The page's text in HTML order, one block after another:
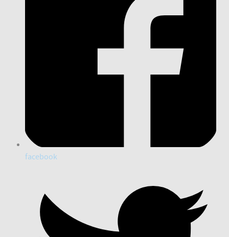
facebook